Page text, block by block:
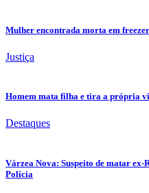
Mulher encontrada morta em freezer
Justiça
Homem mata filha e tira a própria
Destaques
Várzea Nova: Suspeito de matar ex-
Polícia